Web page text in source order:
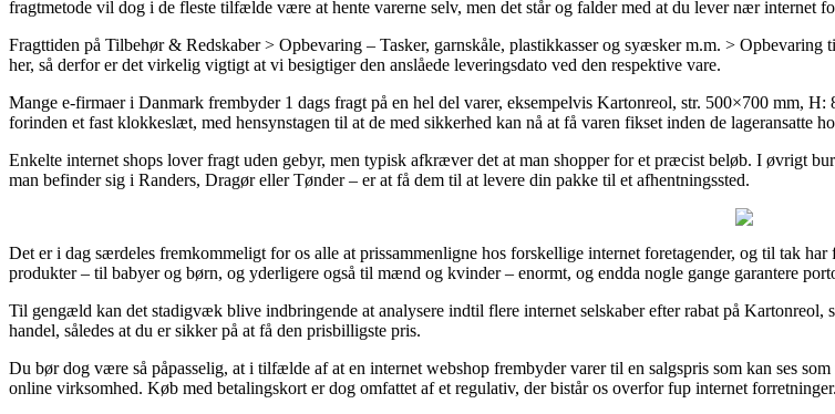
fragtmetode vil dog i de fleste tilfælde være at hente varerne selv, men det står og falder med at du lever nær internet
Fragttiden på Tilbehør & Redskaber > Opbevaring – Tasker, garnskåle, plastikkasser og syæsker m.m. >
her, så derfor er det virkelig vigtigt at vi besigtiger den anslåede leveringsdato ved den respektive vare.
Mange e-firmaer i Danmark frembyder 1 dags fragt på en hel del varer, eksempelvis Kartonreol, str. 500×700 mm,
forinden et fast klokkeslæt, med hensynstagen til at de med sikkerhed kan nå at få varen fikset inden de lageransatte
Enkelte internet shops lover fragt uden gebyr, men typisk afkræver det at man shopper for et præcist beløb. I øvrigt
man befinder sig i Randers, Dragør eller Tønder – er at få dem til at levere din pakke til et afhentningssted.
Det er i dag særdeles fremkommeligt for os alle at prissammenligne hos forskellige internet foretagender, og til tak
produkter – til babyer og børn, og yderligere også til mænd og kvinder – enormt, og endda nogle gange garantere
Til gengæld kan det stadigvæk blive indbringende at analysere indtil flere internet selskaber efter rabat på
handel, således at du er sikker på at få den prisbilligste pris.
Du bør dog være så påpasselig, at i tilfælde af at en internet webshop frembyder varer til en salgspris som kan ses
online virksomhed. Køb med betalingskort er dog omfattet af et regulativ, der bistår os overfor fup internet forretninger.